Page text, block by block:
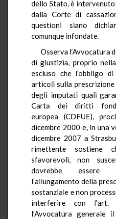
dello Stato, è
dalla Corte di
questioni siano
comunque infondate.
Osserva l’Avvocatura
di giustizia, proprio
escluso che l’obbligo
articoli sulla
degli imputati quali
Carta dei diritti
europea (CDFUE),
dicembre 2000 e, in una
dicembre 2007 a
rimettente
sfavorevoli, non
dovrebbe essere
l’allungamento della
sostanziale e non
interferire con l’art.
l’Avvocatura